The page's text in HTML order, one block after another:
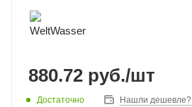
880.72 руб./шт
Достаточно Нашли дешевле?